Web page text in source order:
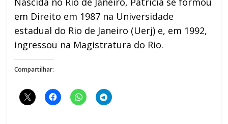
em Direito em 1987 na Universidade
estadual do Rio de Janeiro (Uerj) e, em 1992,
ingressou na Magistratura do Rio.
Compartilhar: